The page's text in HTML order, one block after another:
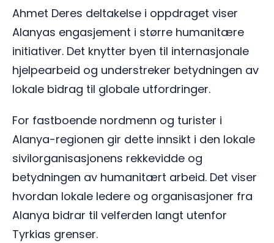
Ahmet Deres deltakelse i oppdraget viser
Alanyas engasjement i større humanitære
initiativer. Det knytter byen til internasjonale
hjelpearbeid og understreker betydningen av
lokale bidrag til globale utfordringer.
For fastboende nordmenn og turister i
Alanya-regionen gir dette innsikt i den lokale
sivilorganisasjonens rekkevidde og
betydningen av humanitært arbeid. Det viser
hvordan lokale ledere og organisasjoner fra
Alanya bidrar til velferden langt utenfor
Tyrkias grenser.